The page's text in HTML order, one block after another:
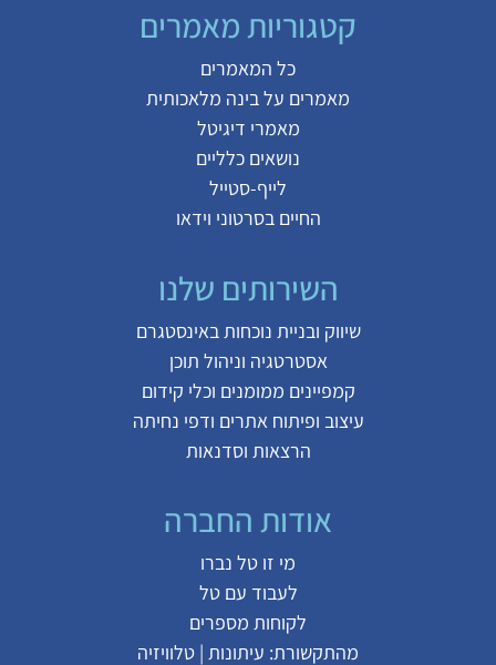
קטגוריות מאמרים
כל המאמרים
מאמרים עלבינה מלאכותית
מאמרי דיגיטל
נושאים כלליים
לייף-סטייל
החיים בסרטוני וידאו
השירותים שלנו
שיווק ובניית נוכחות באינסטגרם
אסטרטגיה וניהול תוכן
קמפיינים ממומנים וכלי קידום
עיצוב ופיתוח אתרים ודפי נחיתה
הרצאות וסדנאות
אודות החברה
מי זו טל נברו
לעבוד עם טל
לקוחות מספרים
מהתקשורת: עיתונות | טלוויזיה